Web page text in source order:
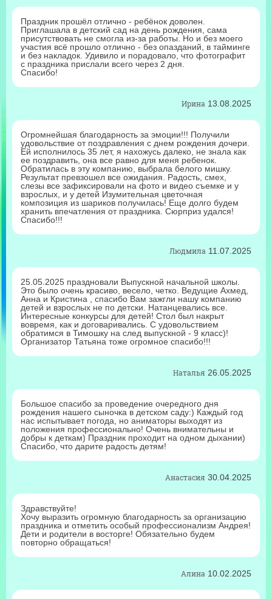
Ирина 13.08.2025
Праздник прошёл отлично - ребёнок доволен.
Приглашала в детский сад на день рождения, сама
присутствовать не смогла из-за работы. Но и без моего
участия всё прошло отлично - без опазданий, в тайминге
и без накладок. Удивило и порадовало, что фотографит
с праздника прислали всего через 2 дня.
Спасибо!
Людмила 11.07.2025
Огромнейшая благодарность за эмоции!!! Получили
удовольствие от поздравления с днем рождения дочери.
Ей исполнилось 35 лет, я нахожусь далеко, не знала как
ее поздравить, она все равно для меня ребенок.
Обратилась в эту компанию, выбрала белого мишку.
Результат превзошел все ожидания. Радость, смех,
слезы все зафиксировали на фото и видео съемке и у
взрослых, и у детей Изумительная цветочная
композиция из шариков получилась! Еще долго будем
хранить впечатления от праздника. Сюрприз удался!
Спасибо!!!
Наталья 26.05.2025
25.05.2025 праздновали Выпускной начальной школы.
Это было очень красиво, весело, четко. Ведущие Ахмед,
Анна и Кристина , спасибо Вам зажгли нашу компанию
детей и взрослых не по детски. Натанцевались все.
Интересные конкурсы для детей! Стол был накрыт
вовремя, как и договаривались. С удовольствием
обратимся в Тимошку на след выпускной - 9 класс)!
Организатор Татьяна тоже огромное спасибо!!!
Анастасия 30.04.2025
Большое спасибо за проведение очередного дня
рождения нашего сыночка в детском саду:) Каждый год
нас испытывает погода, но аниматоры выходят из
положения профессионально! Очень внимательны и
добры к деткам) Праздник проходит на одном дыхании)
Спасибо, что дарите радость детям!
Алина 10.02.2025
Здравствуйте!
Хочу выразить огромную благодарность за организацию
праздника и отметить особый профессионализм Андрея!
Дети и родители в восторге! Обязательно будем
повторно обращаться!